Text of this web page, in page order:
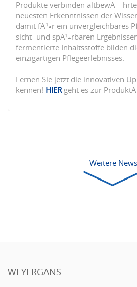
Produkte verbinden
neuesten Erkenntnissen der
damit fÃ¼r ein unvergleichbares
sicht- und spÃ¼rbaren
fermentierte Inhaltsstoffe bilden
einzigartigen Pflegeerlebnisses.
Lernen Sie jetzt die innovativen
kennen! HIERgeht es zur
Weitere News
WEYERGANS